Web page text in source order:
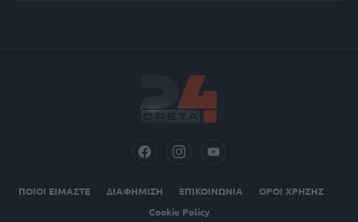
ΠΟΙΟΙ ΕΙΜΑΣΤΕ ΔΙΑΦΗΜΙΣΗ ΕΠΙΚΟΙΝΩΝΙΑ
ΟΡΟΙ ΧΡΗΣΗΣ
Cookie Policy